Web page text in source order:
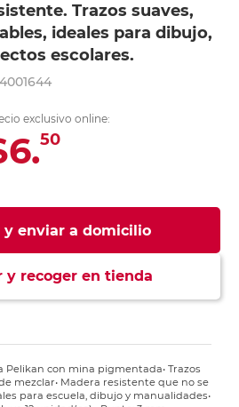
Trazos suaves,
ideales para dibujo,
escolares.
exclusivo online:
50
y enviar a domicilio
y recoger en tienda
Pelikan con mina pigmentada• Trazos
mezclar• Madera resistente que no se
para escuela, dibujo y manualidades•